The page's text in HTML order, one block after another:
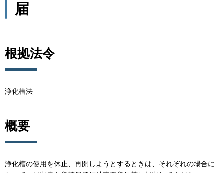
届
根拠法令
浄化槽法
概要
浄化槽の使用を休止、再開しようとするときは、それぞれの場合に